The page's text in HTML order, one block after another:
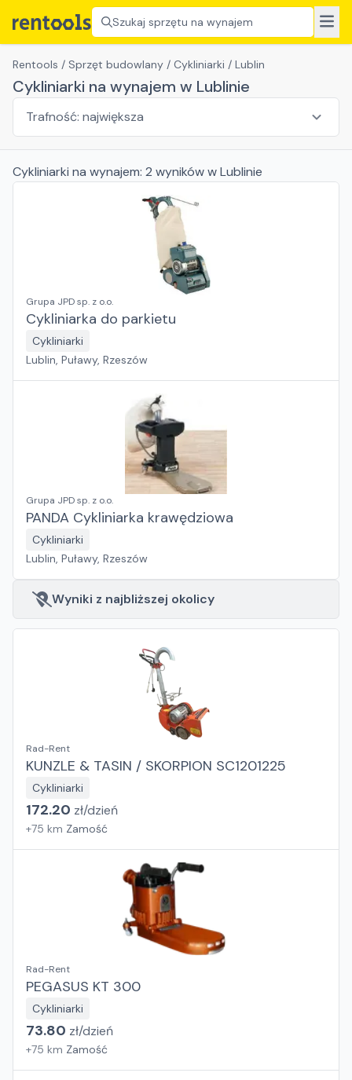
Szukaj sprzętu na wynajem
Rentools / Sprzęt budowlany / Cykliniarki / Lublin
Cykliniarki na wynajem w Lublinie
Cykliniarki na wynajem: 2 wynikóww Lublinie
Grupa JPD sp. z o.o.
Cykliniarka do parkietu
Cykliniarki
Lublin, Puławy, Rzeszów
Grupa JPD sp. z o.o.
PANDA Cykliniarka krawędziowa
Cykliniarki
Lublin, Puławy, Rzeszów
Wyniki z najbliższej okolicy
Rad-Rent
KUNZLE & TASIN / SKORPION SC1201225
Cykliniarki
172.20 zł/dzień
+75 km Zamość
Rad-Rent
PEGASUS KT 300
Cykliniarki
73.80 zł/dzień
+75 km Zamość